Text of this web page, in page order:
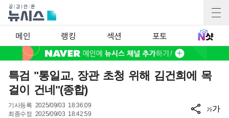
메인 랭킹 섹션 포토
특검 "통일교, 장관 초청 위해 김건희에 목
걸이 건네"(종합)
기사등록 2025/09/03 18:36:09
최종수정 2025/09/03 18:42:59
가가